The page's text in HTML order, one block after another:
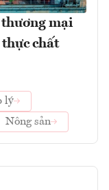
mại
chất
lý
Nông sản